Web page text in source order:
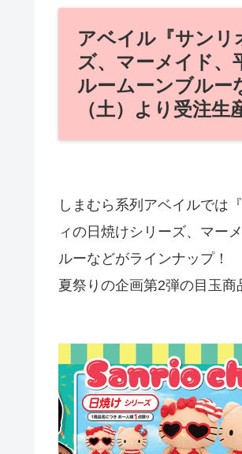
アベイル『サンリ
ズ、マーメイド
ルームーンブルー
（土）より受注生
しまむら系列アベイルでは
ィの日焼けシリーズ、マー
ルーなどがラインナップ！
夏祭りの企画第2弾の目玉商